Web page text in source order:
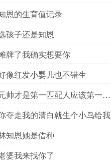
恩的生育值记录
孩子还是知恩
牌了我确实想要你
像红发小婴儿也不错生
帅才是第一匹配人应该第一个
夺走我的清白就生个小鸟给我
知恩她是借种
婆我来找你了